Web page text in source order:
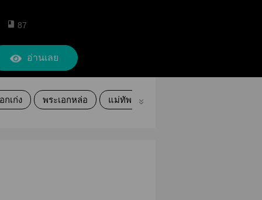
87
อ่านเลย
กเก่ง พระเอกหล่อ แม่ทัพ